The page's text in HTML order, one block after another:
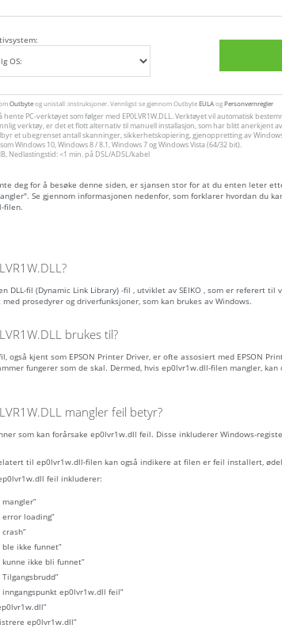
Outbyteog unistall :instruksjoner. Vennligst se gjennom OutbyteEULAogPersonvernregler
hente PC-verktøyet som følger med EP0LVR1W.DLL. Verktøyet vil automatisk
verktøy, er det et flott alternativ til manuell installasjon, som har blitt anerkjent
et ubegrenset antall skanninger, sikkerhetskopiering, gjenoppretting av
Windows 10, Windows 8 / 8.1, Windows 7 og Windows Vista (64/32 bit).
Nedlastingstid: <1 min. på DSL/ADSL/kabel
deg for å besøke denne siden, er sjansen stor for at du enten leter
Se gjennom informasjonen nedenfor, som forklarer hvordan du
filen.
en DLL-fil (Dynamic Link Library) -fil , utviklet av SEIKO , som er referert
prosedyrer og driverfunksjoner, som kan brukes av Windows.
brukes til?
fil, også kjent som EPSON Printer Driver, er ofte assosiert med EPSON
fungerer som de skal. Dermed, hvis ep0lvr1w.dll-filen mangler,
mangler feil betyr?
som kan forårsake ep0lvr1w.dll feil. Disse inkluderer Windows-
til ep0lvr1w.dll-filen kan også indikere at filen er feil installert,
feil inkluderer:
loading”
ikke funnet”
ikke bli funnet”
inngangspunkt ep0lvr1w.dll feil”
ep0lvr1w.dll”